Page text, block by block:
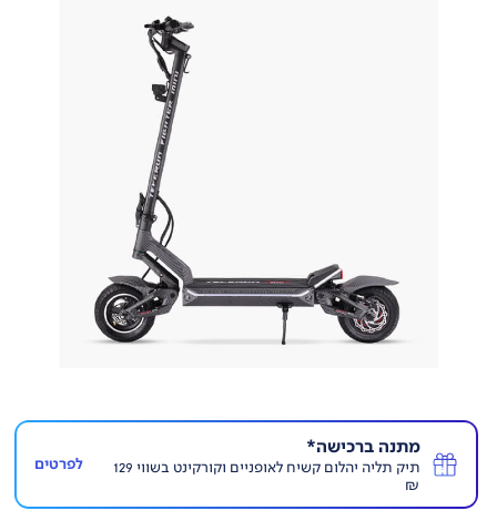
מתנה ברכישה*
תיק תליה יהלום קשיח לאופניים וקורקינט בשווי 129
₪
לפרטים